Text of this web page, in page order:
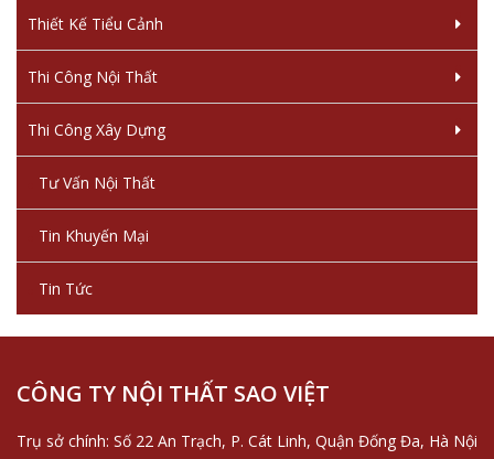
Thiết Kế Tiểu Cảnh
Thi Công Nội Thất
Thi Công Xây Dựng
Tư Vấn Nội Thất
Tin Khuyến Mại
Tin Tức
CÔNG TY NỘI THẤT SAO VIỆT
Trụ sở chính: Số 22 An Trạch, P. Cát Linh, Quận Đống Đa, Hà Nội